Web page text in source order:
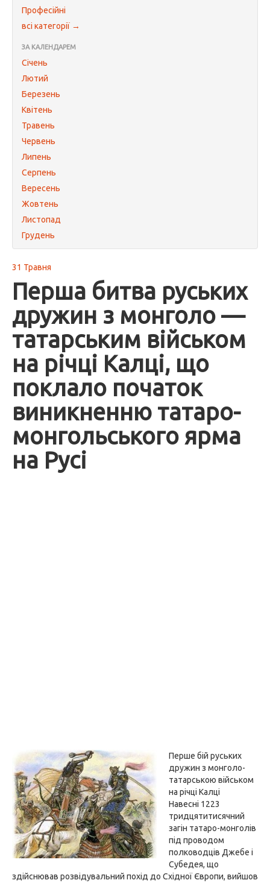
Професійні
всі категорії →
ЗА КАЛЕНДАРЕМ
Січень
Лютий
Березень
Квітень
Травень
Червень
Липень
Серпень
Вересень
Жовтень
Листопад
Грудень
31 Травня
Перша битва руських
дружин з монголо —
татарським військом
на річці Калці, що
поклало початок
виникненню татаро-
монгольського ярма
на Русі
Перше бій руських
дружин з монголо-
татарською військом
на річці Калці
Навесні 1223
тридцятитисячний
загін татаро-монголів
під проводом
полководців Джебе і
Субедея, що
здійснював розвідувальний похід до Східної Європи, вийшов